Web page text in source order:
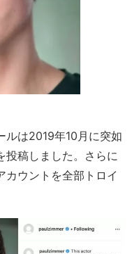
ルは2019年10月に突如
投稿しました。さらに
カウントを全部トロイ